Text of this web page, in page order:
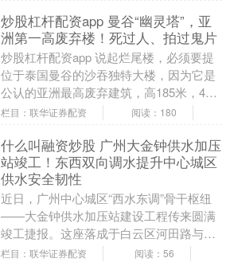
炒股杠杆配资app 曼谷“幽灵塔”，亚
洲第一高废弃楼！死过人、拍过鬼片
炒股杠杆配资app 说起烂尾楼，必须要提
位于泰国曼谷的沙吞独特大楼，因为它是
公认的亚洲最高废弃建筑，高185米，49
层，当地人叫它幽灵塔！ 该楼的故事得从
栏目：联华证券配资 阅读：180
什么叫融资炒股 广州大金钟供水加压
站竣工！东西双向调水提升中心城区
供水安全韧性
近日，广州中心城区“西水东调”骨干枢纽
——大金钟供水加压站建设工程传来圆满
竣工捷报。这座落成于白云区河田路与河
田西路交界处的新建加压站采用“双向可逆
栏目：联华证券配资 阅读：56